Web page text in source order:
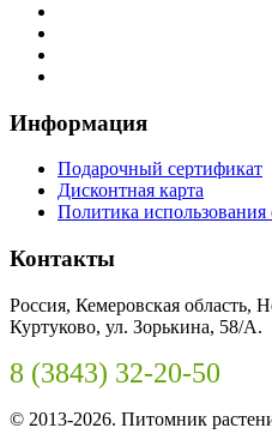
Информация
Подарочный сертификат
Дисконтная карта
Политика использования
Контакты
Россия, Кемеровская область,
Куртуково, ул. Зорькина, 58/А.
8 (3843) 32-20-50
© 2013-2026. Питомник